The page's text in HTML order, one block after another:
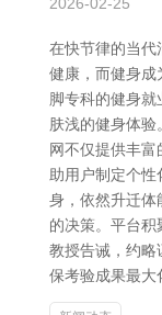
在快节律的当代
健康，而健身成
脚专科的健身就
肤浅的健身体
网不仅提供丰
助用户制定个
身，依然升迁体
的决策。平台
教授告诫，约略
保考验成果最大